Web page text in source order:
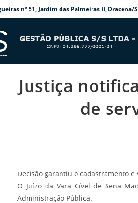
nº 51, Jardim das Palmeiras II,
Justiça
de
Decisão garantiu o cadastramento
O Juízo da Vara Cível de Sena
Administração Pública.